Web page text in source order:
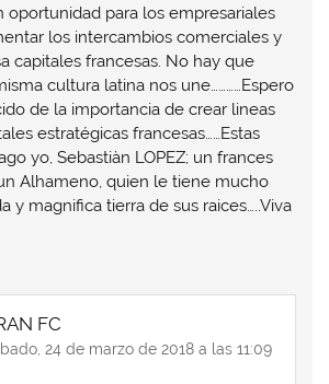
oportunidad para los empresariales
los intercambios comerciales y
capitales francesas. No hay que
cultura latina nos une…………Espero
de la importancia de crear lineas
estratégicas francesas……Estas
yo, Sebastiàn LOPEZ; un frances
Alhameno, quien le tiene mucho
y magnifica tierra de sus raices…..Viva
FC
24 de marzo de 2018 a las 11:09